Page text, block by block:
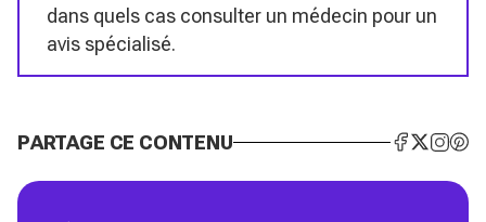
dans quels cas consulter un médecin pour un
avis spécialisé.
PARTAGE CE CONTENU